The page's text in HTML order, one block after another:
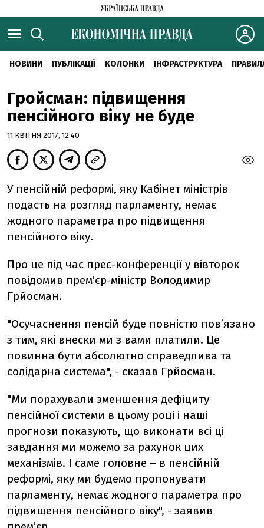
НОВИНИ ПУБЛІКАЦІЇ КОЛОНКИ ІНФРАСТРУКТУРА
Гройсман: підвищення
пенсійного віку не буде
11 КВІТНЯ 2017, 12:40
У пенсійній реформі, яку Кабінет міністрів
подасть на розгляд парламенту, немає
жодного параметра про підвищення
пенсійного віку.
Про це під час прес-конференції у вівторок
повідомив прем’єр-міністр Володимир
Грйосман.
"Осучаснення пенсій буде повністю пов’язано
з тим, які внески ми з вами платили. Це
повинна бути абсолютно справедлива та
солідарна система", - сказав Грйосман.
"Ми порахували зменшення дефіциту
пенсійної системи в цьому році і наші
прогнози показують, що виконати всі ці
завдання ми можемо за рахунок цих
механізмів. І саме головне – в пенсійній
реформі, яку ми будемо пропонувати
парламенту, немає жодного параметра про
підвищення пенсійного віку", - заявив